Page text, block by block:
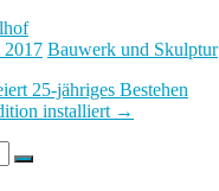
2017 Bauwerk und Skulptur
25-jähriges Bestehen
installiert →